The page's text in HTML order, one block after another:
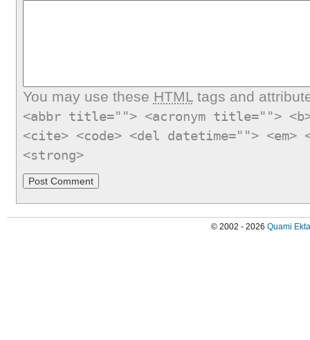
You may use these HTMLtags and
<abbr title=""> <acronym title="">
<cite> <code> <del datetime="">
<strong>
© 2002 - 2026 Quami